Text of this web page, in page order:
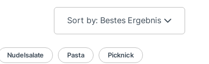
Sort by: Bestes Ergebnis
Nudelsalate Pasta Picknick